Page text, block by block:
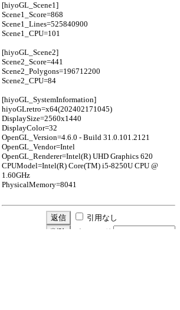
[hiyoGL_Scene1]
Scene1_Score=868
Scene1_Lines=525840900
Scene1_CPU=101
[hiyoGL_Scene2]
Scene2_Score=441
Scene2_Polygons=196712200
Scene2_CPU=84
[hiyoGL_SystemInformation]
hiyoGLretro=x64(202402171045)
DisplaySize=2560x1440
DisplayColor=32
OpenGL_Version=4.6.0 - Build 31.0.101.2121
OpenGL_Vendor=Intel
OpenGL_Renderer=Intel(R) UHD Graphics 620
CPUModel=Intel(R) Core(TM) i5-8250U CPU @
1.60GHz
PhysicalMemory=8041
引用なし
パスワード